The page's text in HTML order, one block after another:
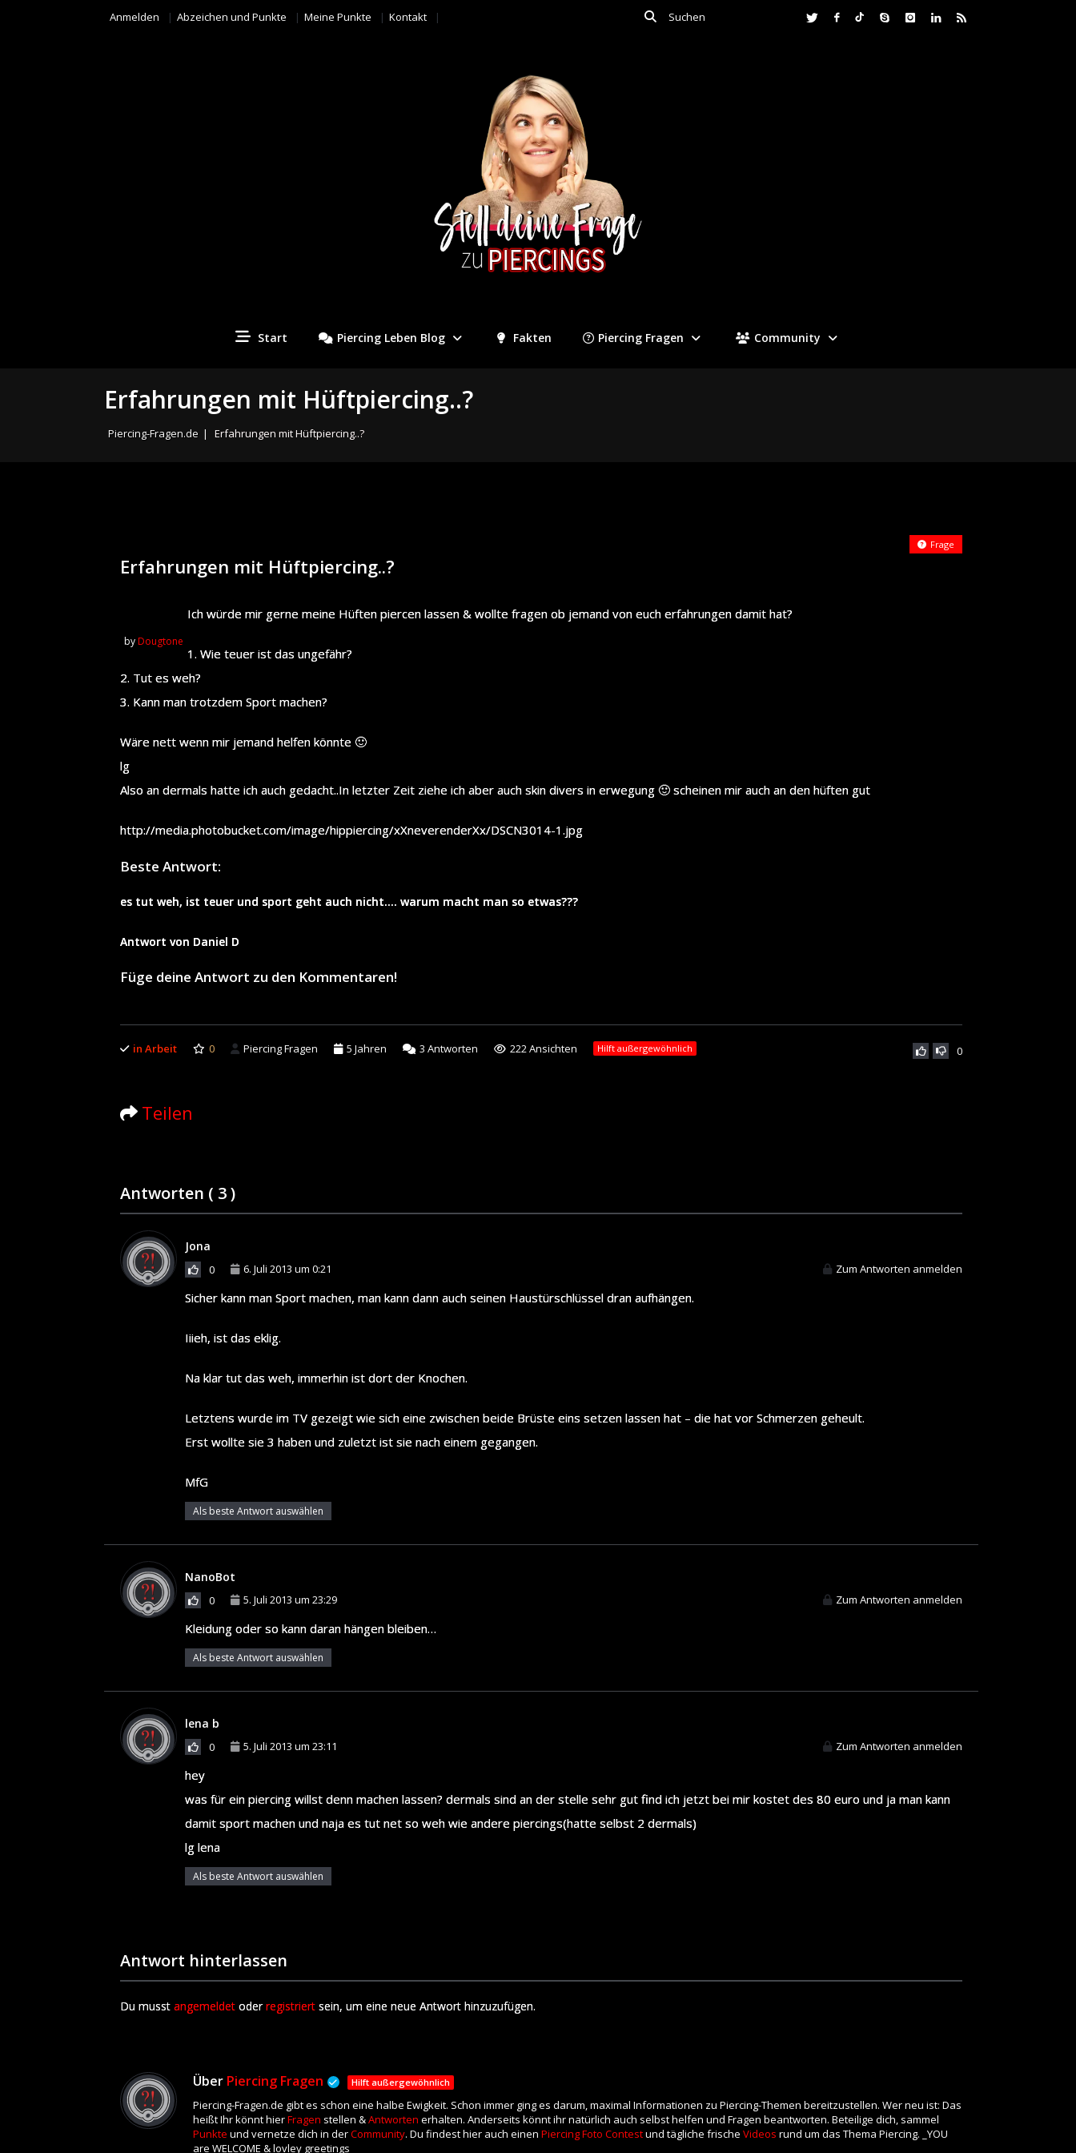
Anmelden Abzeichen und Punkte Meine Punkte Kontakt
Start Piercing Leben Blog Fakten Piercing Fragen Community
Erfahrungen mit Hüftpiercing..?
Piercing-Fragen.de | Erfahrungen mit Hüftpiercing..?
Erfahrungen mit Hüftpiercing..?
Frage
byDougtone
Ich würde mir gerne meine Hüften piercen lassen & wollte fragen ob jemand von euch erfahrungen damit hat?
1. Wie teuer ist das ungefähr?
2. Tut es weh?
3. Kann man trotzdem Sport machen?
Wäre nett wenn mir jemand helfen könnte 🙂
lg
Also an dermals hatte ich auch gedacht..In letzter Zeit ziehe ich aber auch skin divers in erwegung 🙂 scheinen mir auch an den hüften gut
http://media.photobucket.com/image/hippiercing/xXneverenderXx/DSCN3014-1.jpg
Beste Antwort:
es tut weh, ist teuer und sport geht auch nicht…. warum macht man so etwas???
Antwort von Daniel D
Füge deine Antwort zu den Kommentaren!
in Arbeit 0 Piercing Fragen 5 Jahren 3 Antworten 222 Ansichten Hilft außergewöhnlich 0
Teilen
Antworten ( 3)
Jona
0 6. Juli 2013 um 0:21 Zum Antworten anmelden
Sicher kann man Sport machen, man kann dann auch seinen Haustürschlüssel dran aufhängen.
Iiieh, ist das eklig.
Na klar tut das weh, immerhin ist dort der Knochen.
Letztens wurde im TV gezeigt wie sich eine zwischen beide Brüste eins setzen lassen hat – die hat vor Schmerzen geheult.
Erst wollte sie 3 haben und zuletzt ist sie nach einem gegangen.
MfG
Als beste Antwort auswählen
NanoBot
0 5. Juli 2013 um 23:29 Zum Antworten anmelden
Kleidung oder so kann daran hängen bleiben…
Als beste Antwort auswählen
lena b
0 5. Juli 2013 um 23:11 Zum Antworten anmelden
hey
was für ein piercing willst denn machen lassen? dermals sind an der stelle sehr gut find ich jetzt bei mir kostet des 80 euro und ja man kann
damit sport machen und naja es tut net so weh wie andere piercings(hatte selbst 2 dermals)
lg lena
Als beste Antwort auswählen
Antwort hinterlassen
Du musst angemeldet oderregistriert sein, um eine neue Antwort hinzuzufügen.
Über Piercing Fragen Hilft außergewöhnlich
Piercing-Fragen.de gibt es schon eine halbe Ewigkeit. Schon immer ging es darum, maximal Informationen zu Piercing-Themen bereitzustellen. Wer neu ist: Das
heißt Ihr könnt hierFragen stellen &Antworten erhalten. Anderseits könnt ihr natürlich auch selbst helfen und Fragen beantworten. Beteilige dich, sammel
Punkte und vernetze dich in derCommunity. Du findest hier auch einen Piercing Foto Contestund tägliche frische Videos rund um das Thema Piercing. _YOU
are WELCOME & lovley greetings